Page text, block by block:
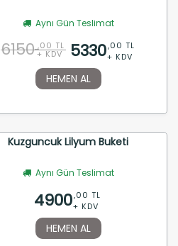
Aynı Gün Teslimat
6150 ,00 TL
+ KDV 5330,00 TL
+ KDV
HEMEN AL
Kuzguncuk Lilyum Buketi
Aynı Gün Teslimat
4900,00 TL
+ KDV
HEMEN AL